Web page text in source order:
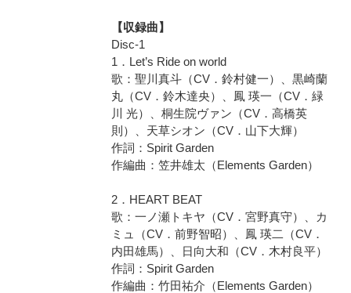
【収録曲】
Disc-1
1．Let’s Ride on world
歌：聖川真斗（CV．鈴村健一）、黒崎蘭
丸（CV．鈴木達央）、鳳 瑛一（CV．緑
川 光）、桐生院ヴァン（CV．高橋英
則）、天草シオン（CV．山下大輝）
作詞：Spirit Garden
作編曲：笠井雄太（Elements Garden）
2．HEART BEAT
歌：一ノ瀬トキヤ（CV．宮野真守）、カ
ミュ（CV．前野智昭）、鳳 瑛二（CV．
内田雄馬）、日向大和（CV．木村良平）
作詞：Spirit Garden
作編曲：竹田祐介（Elements Garden）